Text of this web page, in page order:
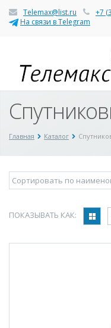
Telemax@list.ru +7
На связи в Telegram
Главная Каталог
ПОКАЗЫВАТЬ КАК: